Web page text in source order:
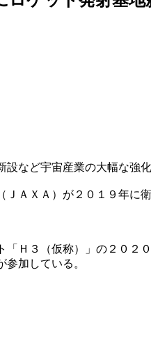
など宇宙産業の大幅な強化
ＡＸＡ）が２０１９年
「Ｈ３（仮称）」の２０
加している。